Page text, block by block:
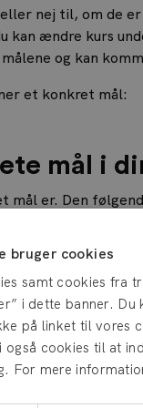
nej til, om de
kan ændre kurs
og kan
et konkret mål:
mål i
mål er. Den
virksomhed”
om I
Men en rigtig
i vores
om vi har nået
bruger cookies
samt cookies fra
i dette banner.
på linket til vores
cookies til at
For mere